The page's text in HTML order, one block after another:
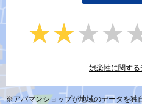
娯楽性に関す
※アパマンショップが地域のデータを独